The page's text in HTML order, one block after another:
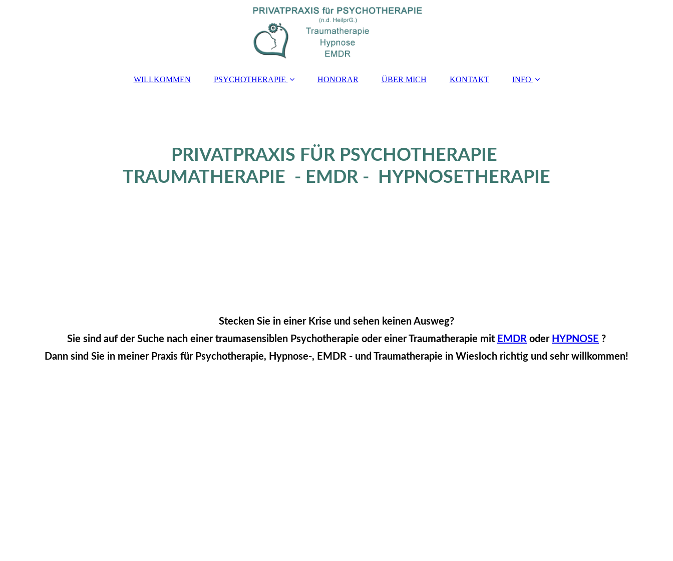
WILLKOMMEN PSYCHOTHERAPIE HONORAR ÜBER MICH KONTAKT INFO
PRIVATPRAXIS FÜR PSYCHOTHERAPIE
TRAUMATHERAPIE - EMDR - HYPNOSETHERAPIE
Stecken Sie in einer Krise und sehen keinen Ausweg?
Sie sind auf der Suche nach einer traumasensiblen Psychotherapie oder einer Traumatherapie mit EMDR oder HYPNOSE ?
Dann sind Sie in meiner Praxis für Psychotherapie, Hypnose-, EMDR - und Traumatherapie in Wiesloch richtig und sehr willkommen!